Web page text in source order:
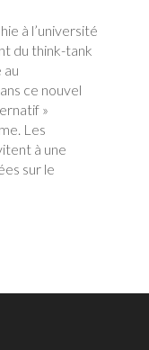
à l’université
du think-tank
au
ce nouvel
»
Les
à une
sur le